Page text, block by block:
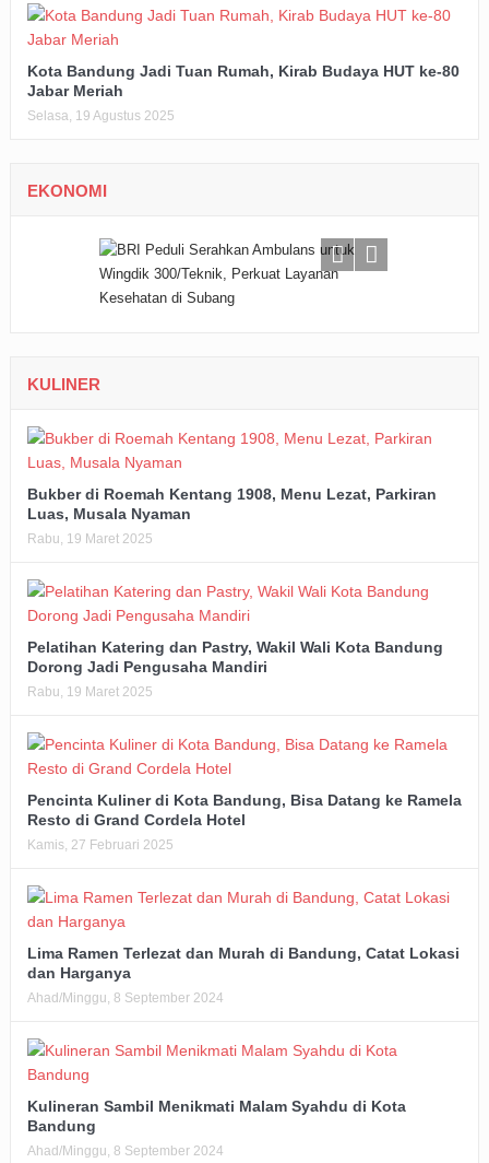
Kota Bandung Jadi Tuan Rumah, Kirab Budaya HUT ke-80
Jabar Meriah
Selasa, 19 Agustus 2025
EKONOMI
KULINER
Bukber di Roemah Kentang 1908, Menu Lezat, Parkiran
Luas, Musala Nyaman
Rabu, 19 Maret 2025
Pelatihan Katering dan Pastry, Wakil Wali Kota Bandung
Dorong Jadi Pengusaha Mandiri
Rabu, 19 Maret 2025
Pencinta Kuliner di Kota Bandung, Bisa Datang ke Ramela
Resto di Grand Cordela Hotel
Kamis, 27 Februari 2025
Lima Ramen Terlezat dan Murah di Bandung, Catat Lokasi
dan Harganya
Ahad/Minggu, 8 September 2024
Kulineran Sambil Menikmati Malam Syahdu di Kota
Bandung
Ahad/Minggu, 8 September 2024